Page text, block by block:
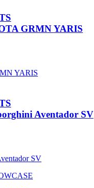
GRMN YARIS
Aventador SV